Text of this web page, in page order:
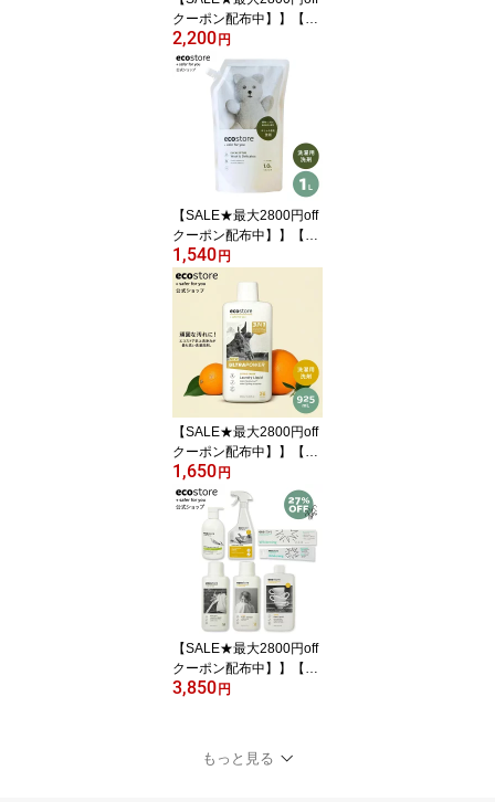
クーポン配布中】】【エ
コストア公式】エコスト
ア ランドリーギフトセッ
ト / ecostore ギフト 洗剤
ギフトセット おしゃれ
ベビー 洗剤 新築祝い 新
居祝い 内祝い プレゼン
ト 香典返し 新生活 母の
日 詰め合わせ 洗剤 洗剤
詰め合わせセット
2,200 円
【SALE★最大2800円off
クーポン配布中】】【エ
コストア公式】ecostore
デリケート＆ウールウォ
ッシュ＜おしゃれ着用＞
リフィルパック1L / ユー
カリの香り おしゃれ着洗
剤 おしゃれ着洗い 中性
洗剤 敏感肌 低刺激 植物
由来 シルク ウール 詰め
替え用
1,540 円
【SALE★最大2800円off
クーポン配布中】】【エ
コストア公式】 エコスト
ア 洗剤 / ecostore ランド
リーリキッド ウルトラパ
ワー 925mL シトラス /
洗濯洗剤 液体 頑固な汚
れ シミ 泥汚れ 酵素洗剤
洗浄力 汗 油 汚れ スニー
カー 梅雨 エコ洗剤 ドラ
ム式 植物由来
1,650 円
【SALE★最大2800円off
クーポン配布中】】【エ
コストア公式】【単品購
ーキット＜ユーカリ＞ / e
costore 洗剤セット おし
3,850 円
もっと見る